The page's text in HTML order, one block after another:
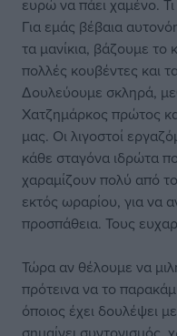
ευρώ να πάει χαμένο.
Για εμάς βέβαια
τα μανίκια, βάζουμε το
πολλές κουβέντες και
Δουλεύουμε σκληρά,
Χατζημάρκος πρώτος
μας. Οι λιγοστοί
κάθε σταγόνα ιδρώτα
χαραμίζουν πολύ από
εκτός ωραρίου, για να
προσπάθεια. Τους
Τώρα αν θέλουμε να
πρότεινα να το
όποιος έχει δουλέψει